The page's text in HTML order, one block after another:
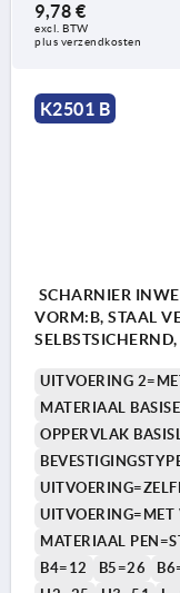
9,78 €
excl. BTW
plus verzendkosten
K2501 B
SCHARNIER
VORM:B, STAAL
UITVOERING
MATERIAAL
OPPERVLAK
UITVOERING=MET
MATERIAAL
B4=12
B5=26